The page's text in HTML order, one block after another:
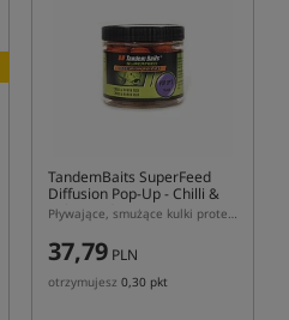
TandemBaits SuperFeed
Diffusion Pop-Up - Chilli &
Robin Red
Pływające, smużące kulki proteinowe chilli z Robin Red
37,79 PLN
otrzymujesz 0,30 pkt